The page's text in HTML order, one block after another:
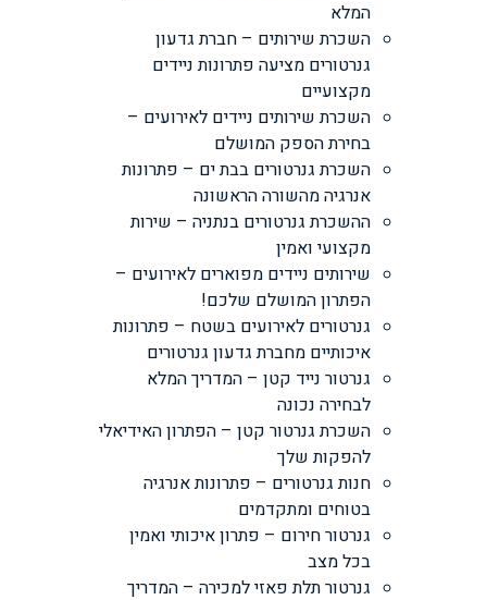
המלא
השכרת שירותים – חברת גדעון
גנרטורים מציעה פתרונות ניידים
מקצועיים
השכרת שירותים ניידים לאירועים –
בחירת הספק המושלם
השכרת גנרטורים בבת ים – פתרונות
אנרגיה מהשורה הראשונה
ההשכרת גנרטורים בנתניה – שירות
מקצועי ואמין
שירותים ניידים מפוארים לאירועים –
הפתרון המושלם שלכם!
גנרטורים לאירועים בשטח – פתרונות
איכותיים מחברת גדעון גנרטורים
גנרטור נייד קטן – המדריך המלא
לבחירה נכונה
השכרת גנרטור קטן – הפתרון האידיאלי
להפקות שלך
חנות גנרטורים – פתרונות אנרגיה
בטוחים ומתקדמים
גנרטור חירום – פתרון איכותי ואמין
בכל מצב
גנרטור תלת פאזי למכירה – המדריך